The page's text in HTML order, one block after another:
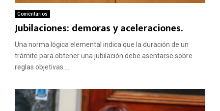
Comentarios
Jubilaciones: demoras y aceleraciones.
Una norma lógica elemental indica que la duración de un
trámite para obtener una jubilación debe asentarse sobre
reglas objetivas....